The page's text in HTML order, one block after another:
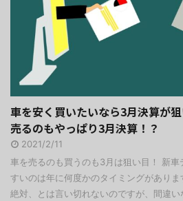
車を安く買いたいなら3月決算が
売るのもやっぱり3月決算！？
2021/2/11
車を売るのも買うのも3月は狙い目！ 新
すいのは年に何度かのタイミングがあり
絶対、とは言い切れないのですが、間違